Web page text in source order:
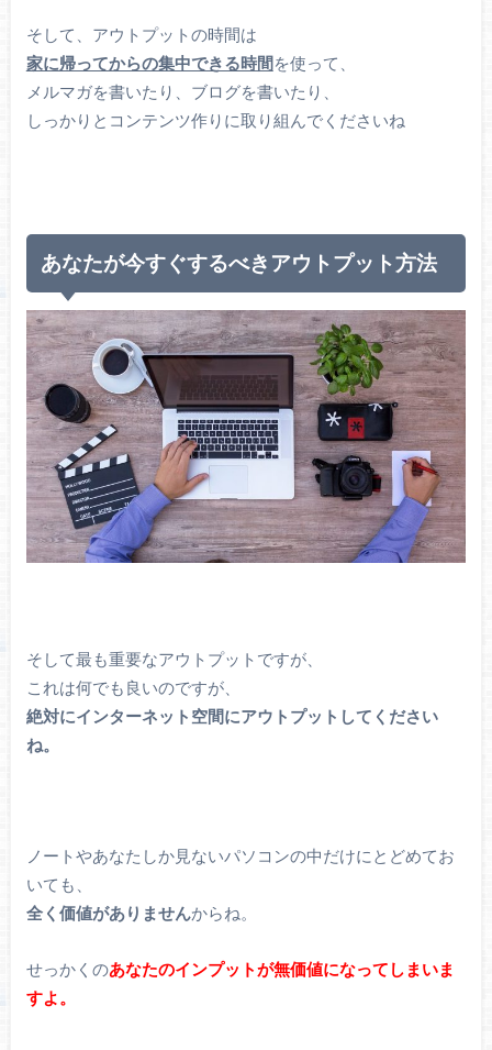
そして、アウトプットの時間は
家に帰ってからの集中できる時間を使って、
メルマガを書いたり、ブログを書いたり、
しっかりとコンテンツ作りに取り組んでくださいね
あなたが今すぐするべきアウトプット方法
そして最も重要なアウトプットですが、
これは何でも良いのですが、
絶対にインターネット空間にアウトプットしてください
ね。
ノートやあなたしか見ないパソコンの中だけにとどめてお
いても、
全く価値がありませんからね。
せっかくのあなたのインプットが無価値になってしまいま
すよ。